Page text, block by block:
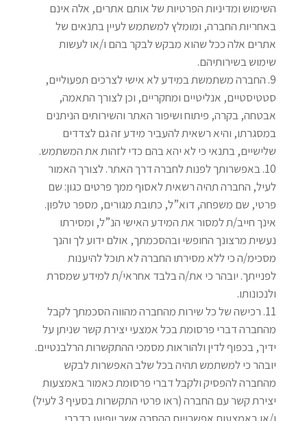
השימוש ומדיניות הפרטיות של אותם אתרים, אלה אינם
באחריות החברה, ומומלץ למשתמש לעיין בתנאים של
אתרים אלה ככל שהוא מבקש לבקר בהם ו/או לעשות
שימוש בשירותיהם.
החברה משתמשת במידע לא אישי לצרכים תפעוליים,
סטטיסטיים, אנליטיים ומחקריים, וכן לצורך התאמה,
אבטחה, בקרה, פיתוח ושיפור האתר והשירותים הניתנים
במסגרתו, והיא רשאית להעביר מידע זה גם לצדדים
שלישיים, בתנאי כי לא יהא בהם כדי לזהות את המשתמש.
באפשרותך לפנות לחברה דרך האתר. לצורך האמור
לעיל, החברה תהיה רשאית לאסוף ממך פרטים כגון: שם
פרטי, שם משפחה, דוא”ל, כתובת מגורים, מספר טלפון.
אינך חייב/ת למסור את המידע האישי הנ”ל, ומסירתו
נעשית מרצונך החופשי ובהסכמתך, אולם ידוע לך והנך
מסכימ/ה כי ללא מסירתו החברה לא תוכל להיענות
לפנייתך. יובהר כי את/ה בלבד אחראי/ת למידע שמסרת
ולנכונותו.
רכישה של כל שירות מהחברה מהווה הסכמתך לקבל
מהחברה דברי פרסומת בכל אמצעי יצירת קשר שניתן על
ידיך, בכפוף לדין ולהוראות מסמכי ההתקשרות הרלבנטיים.
יובהר כי למשתמש תהיה בכל שלב האפשרות לבקש
מהחברה להפסיק ולקבל דברי פרסומת כאמור באמצעות
יצירת קשר עם החברה (ראו פרטי התקשרות בסעיף 3 לעיל)